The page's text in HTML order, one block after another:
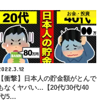
お金・投資
【衝撃】日本人の貯金額がとんで
なくヤバい…【20代/30代/40
/5…